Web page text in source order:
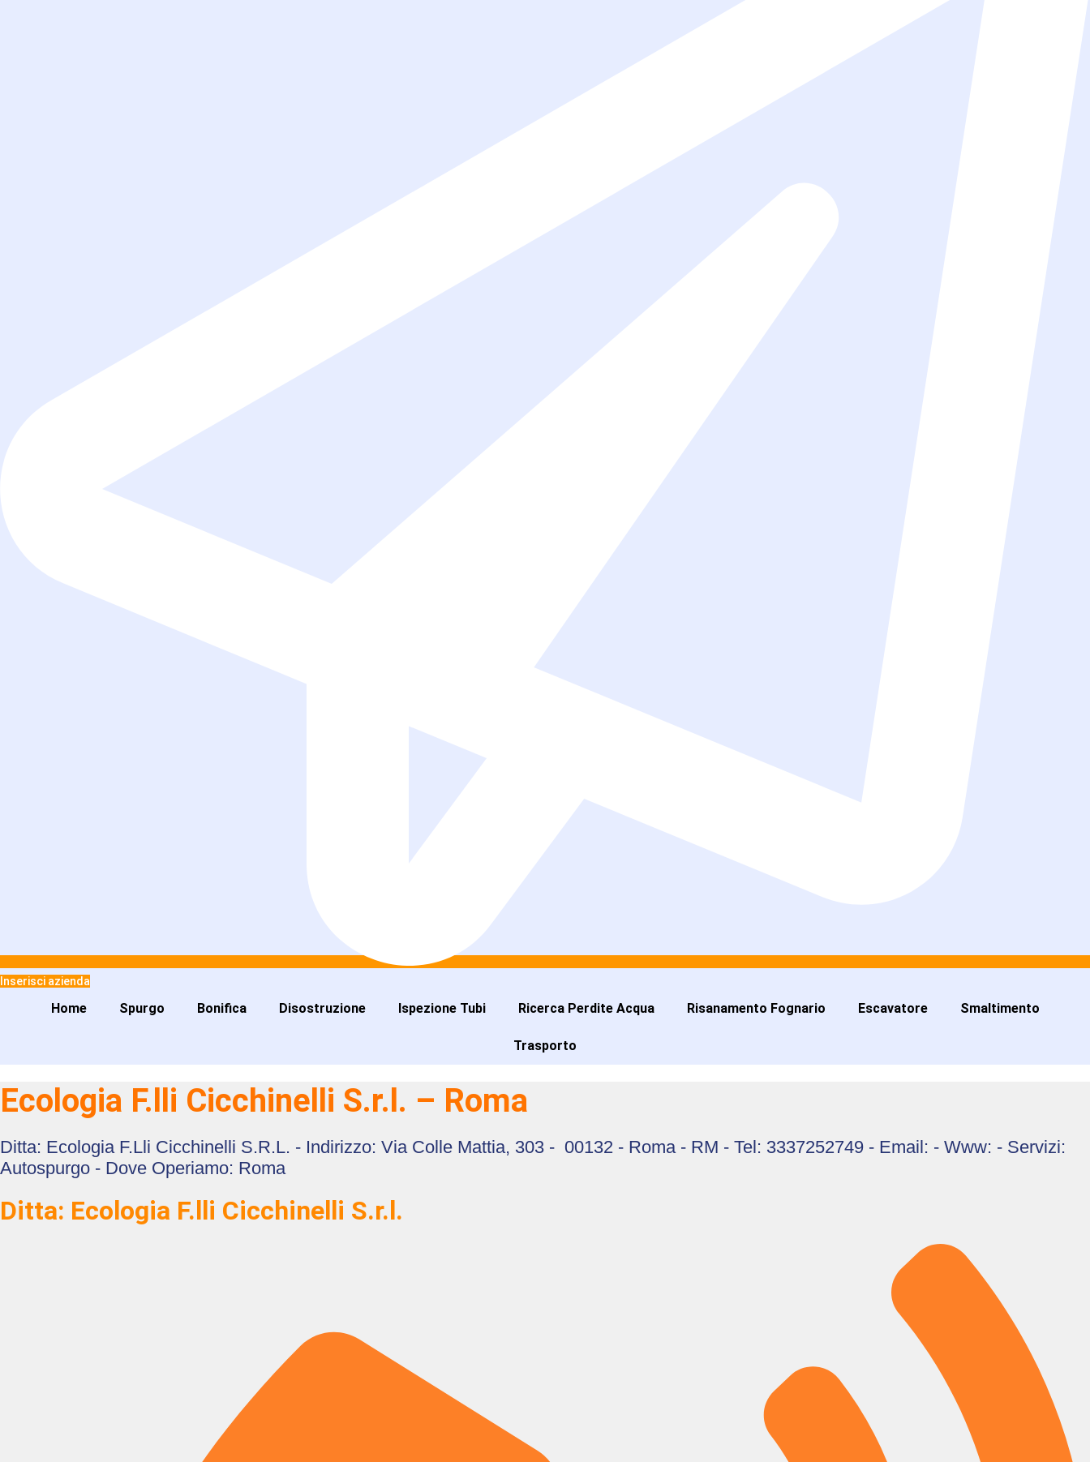
Inserisci azienda
Home Spurgo Bonifica Disostruzione Ispezione Tubi Ricerca Perdite Acqua Risanamento Fognario Escavatore Smaltimento
Trasporto
Ecologia F.lli Cicchinelli S.r.l. – Roma
Ditta: Ecologia F.lli Cicchinelli S.r.l. - Indirizzo: Via Colle Mattia, 303 - 00132 - Roma - RM - Tel: 3337252749 - Email: - Www: - Servizi:
Autospurgo - Dove Operiamo: Roma
Ditta: Ecologia F.lli Cicchinelli S.r.l.